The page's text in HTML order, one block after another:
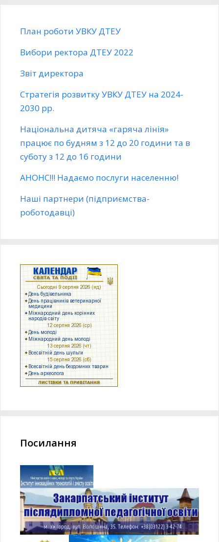
План роботи УВКУ ДТЕУ
Вибори ректора ДТЕУ 2022
Звіт директора
Стратегія розвитку УВКУ ДТЕУ на 2024-
2030 рр.
Національна дитяча «гаряча лінія»
працює по будням з 12 до 20 години та в
суботу з 12 до 16 години
АНОНС!!! Надаємо послуги населенню!
Наші партнери (підприємства-
роботодавці)
Посилання